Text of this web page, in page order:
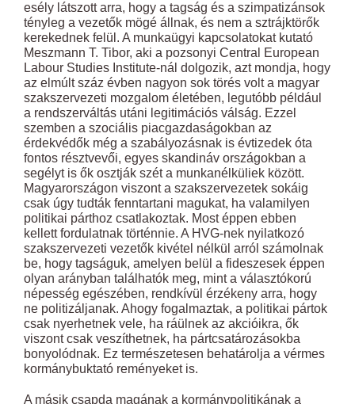
esély látszott arra, hogy a tagság és a szimpatizánsok
tényleg a vezetők mögé állnak, és nem a sztrájktörők
kerekednek felül. A munkaügyi kapcsolatokat kutató
Meszmann T. Tibor, aki a pozsonyi Central European
Labour Studies Institute-nál dolgozik, azt mondja, hogy
az elmúlt száz évben nagyon sok törés volt a magyar
szakszervezeti mozgalom életében, legutóbb például
a rendszerváltás utáni legitimációs válság. Ezzel
szemben a szociális piacgazdaságokban az
érdekvédők még a szabályozásnak is évtizedek óta
fontos résztvevői, egyes skandináv országokban a
segélyt is ők osztják szét a munkanélküliek között.
Magyarországon viszont a szakszervezetek sokáig
csak úgy tudták fenntartani magukat, ha valamilyen
politikai párthoz csatlakoztak. Most éppen ebben
kellett fordulatnak történnie. A HVG-nek nyilatkozó
szakszervezeti vezetők kivétel nélkül arról számolnak
be, hogy tagságuk, amelyen belül a fideszesek éppen
olyan arányban találhatók meg, mint a választókorú
népesség egészében, rendkívül érzékeny arra, hogy
ne politizáljanak. Ahogy fogalmaztak, a politikai pártok
csak nyerhetnek vele, ha ráülnek az akcióikra, ők
viszont csak veszíthetnek, ha pártcsatározásokba
bonyolódnak. Ez természetesen behatárolja a vérmes
kormánybuktató reményeket is.
A másik csapda magának a kormánypolitikának a